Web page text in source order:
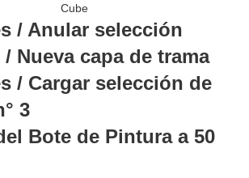
/ Anular selección
/ Nueva capa de trama
/ Cargar selección de
3
Bote de Pintura a 50